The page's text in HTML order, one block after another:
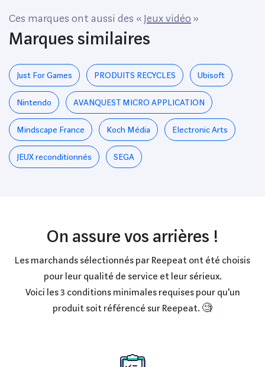
Ces marques ont aussi des « Jeux vidéo »
Marques similaires
Just For Games PRODUITS RECYCLES Ubisoft
Nintendo AVANQUEST MICRO APPLICATION
Mindscape France Koch Média Electronic Arts
JEUX reconditionnés SEGA
On assure vos arrières !
Les marchands sélectionnés par Reepeat ont été choisis
pour leur qualité de service et leur sérieux.
Voici les 3 conditions minimales requises pour qu'un
produit soit référencé sur Reepeat. 🧐